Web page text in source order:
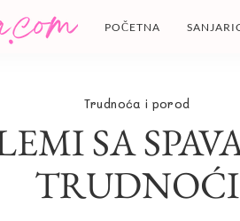
POČETNA
Trudnoća i porod
SA
TRUDNOĆI